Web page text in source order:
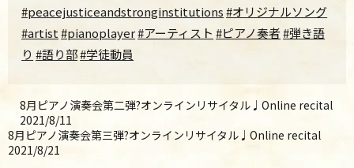
#peacejusticeandstronginstitutions#オリジナルソング
#artist#pianoplayer#アーティスト #ピアノ奏者#弾き語
り #語り部#学徒動員
8月ピアノ演奏会第二弾?オンラインリサイタル♩Online recital
2021/8/11
8月ピアノ演奏会第三弾?オンラインリサイタル♩Online recital
2021/8/21